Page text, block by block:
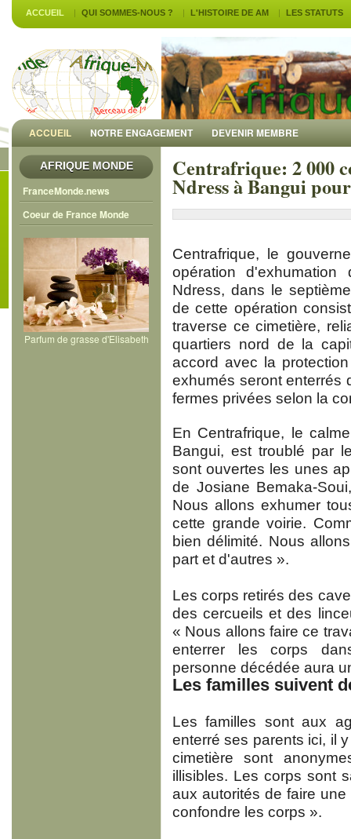
ACCUEIL QUI SOMMES-NOUS ? L'HISTOIRE DE AM LES STATUTS
ACCUEIL NOTRE ENGAGEMENT DEVENIR MEMBRE
AFRIQUE MONDE
FranceMonde.news
Coeur de France Monde
Parfum de grasse d'Elisabeth
Centrafrique: 2 000
Ndress à Bangui
Centrafrique, le
opération
Ndress, dans le
de cette opération
traverse ce cimetière,
quartiers nord de la
accord avec la
exhumés seront enterrés
fermes privées selon la
En Centrafrique, le
Bangui, est troublé par
sont ouvertes les unes
de Josiane Bemaka-
Nous allons exhumer
cette grande voirie.
bien délimité. Nous
part et d'autres ».
Les corps retirés des
des cercueils et des
« Nous allons faire ce
enterrer les corps
personne décédée aura
Les familles suivent
Les familles sont aux
enterré ses parents ici, il
cimetière sont
illisibles. Les corps sont
aux autorités de faire
confondre les corps ».